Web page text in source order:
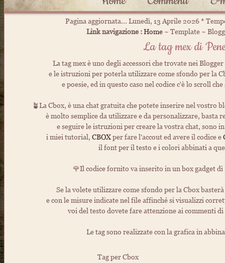
Pagina aggiornata... Lunedì, 13 Aprile 2026 *
Link navigazione :Home ~ Template ~
La tag mex di
La tag mex è uno degli accessori che trovate nei
e le istruzioni per poterla utilizzare come sfondo per la
e poesie, ed in questo caso nel codice c'è lo scroll
🪴La Cbox, è una chat gratuita che potete inserire nel vostro
è molto semplice da utilizzare e da personalizzare, basta
e seguire le istruzioni per creare la vostra chat, sono
i miei tutorial, CBOXper fare l'accout ed avere il codice e
il font per il testo e i colori abbinati a
🌹Il codice fornito va inserito in un box gadget
Se la volete utilizzare come sfondo per la Cbox
e con le misure indicate nel file affinché si visualizzi
voi del testo dovete fare attenzione ai commenti
Le tag sono realizzate con la grafica in
Tag per Cbox